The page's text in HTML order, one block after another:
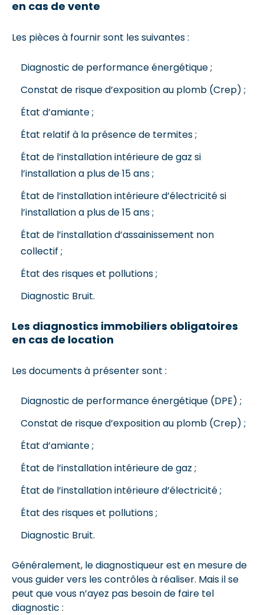
en cas de vente
Les pièces à fournir sont les suivantes :
Diagnostic de performance énergétique ;
Constat de risque d’exposition au plomb (Crep) ;
État d’amiante ;
État relatif à la présence de termites ;
État de l’installation intérieure de gaz si
l’installation a plus de 15 ans ;
État de l’installation intérieure d’électricité si
l’installation a plus de 15 ans ;
État de l’installation d’assainissement non
collectif ;
État des risques et pollutions ;
Diagnostic Bruit.
Les diagnostics immobiliers obligatoires
en cas de location
Les documents à présenter sont :
Diagnostic de performance énergétique (DPE) ;
Constat de risque d’exposition au plomb (Crep) ;
État d’amiante ;
État de l’installation intérieure de gaz ;
État de l’installation intérieure d’électricité ;
État des risques et pollutions ;
Diagnostic Bruit.
Généralement, le diagnostiqueur est en mesure de
vous guider vers les contrôles à réaliser. Mais il se
peut que vous n’ayez pas besoin de faire tel
diagnostic :